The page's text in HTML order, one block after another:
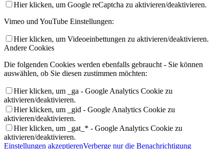
Hier klicken, um Google reCaptcha zu aktivieren/deaktivieren.
Vimeo und YouTube Einstellungen:
Hier klicken, um Videoeinbettungen zu aktivieren/deaktivieren.
Andere Cookies
Die folgenden Cookies werden ebenfalls gebraucht - Sie können
auswählen, ob Sie diesen zustimmen möchten:
Hier klicken, um _ga - Google Analytics Cookie zu
aktivieren/deaktivieren.
Hier klicken, um _gid - Google Analytics Cookie zu
aktivieren/deaktivieren.
Hier klicken, um _gat_* - Google Analytics Cookie zu
aktivieren/deaktivieren.
Einstellungen akzeptierenVerberge nur die Benachrichtigung